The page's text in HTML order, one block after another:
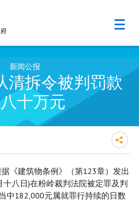
新闻公报
清拆令被判罚款
十万元
拆令被判罚款逾八十
《建筑物条例》（第123章）发出
十八日)在粉岭裁判法院被定罪及判
中182,000元属就罪行持续的日数